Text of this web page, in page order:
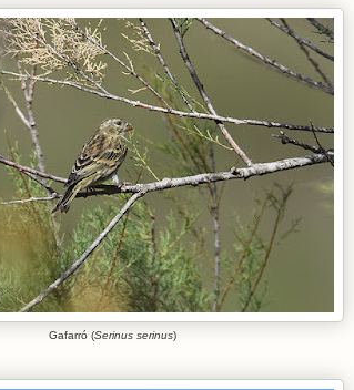
Gafarró (Serinus serinus)